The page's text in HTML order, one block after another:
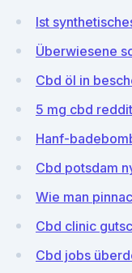
Ist
Überwiesene
Cbd öl in
5 mg cbd reddit
Hanf-
Cbd potsdam
Wie man
Cbd clinic
Cbd jobs